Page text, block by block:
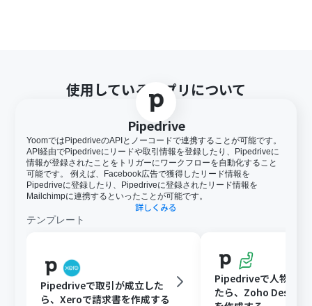
使用しているアプリについて
Pipedrive
YoomではPipedriveのAPIとノーコードで連携することが可能です。
API経由でPipedriveにリードや取引情報を登録したり、Pipedriveに
情報が登録されたことをトリガーにワークフローを自動化すること
可能です。 例えば、Facebook広告で獲得したリード情報を
Pipedriveに登録したり、Pipedriveに登録されたリード情報を
Mailchimpに連携するといったことが可能です。
詳しくみる
テンプレート
Pipedriveで取引が成立した
ら、Xeroで請求書を作成する
Pipedriveで人物が追
たら、Zoho Deskに